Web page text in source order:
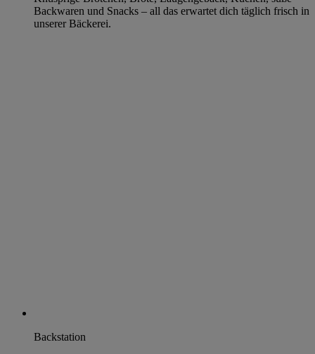
Backwaren und Snacks – all das erwartet dich täglich frisch in
unserer Bäckerei.
Backstation